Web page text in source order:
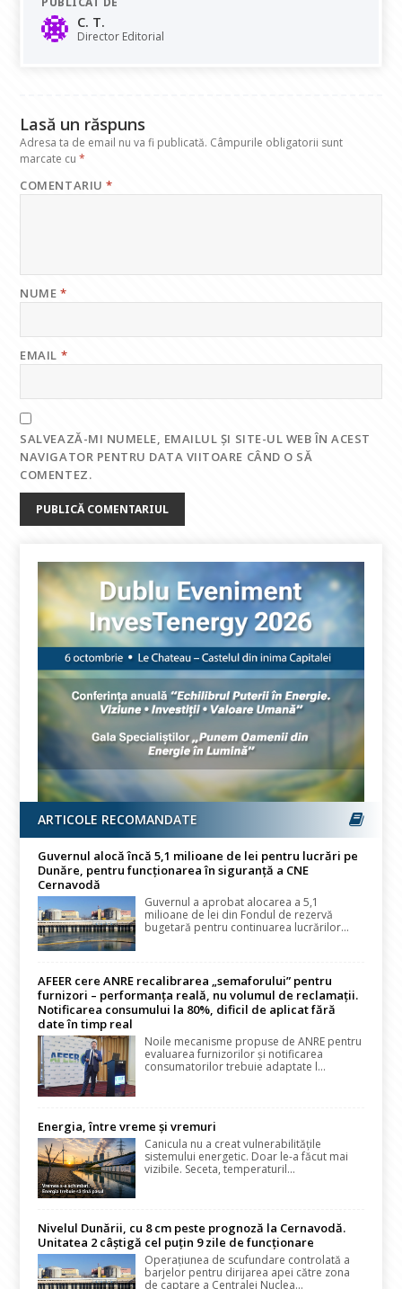
b
o
s
A dI
C. T.
Director Editorial
Lasă un răspuns
Adresa ta de email nu va fi publicată. Câmpurile obligatorii sunt
marcate cu*
COMENTARIU*
NUME*
EMAIL *
SALVEAZĂ-MI NUMELE, EMAILUL ȘI SITE-UL WEB ÎN ACEST
NAVIGATOR PENTRU DATA VIITOARE CÂND O SĂ
COMENTEZ.
ARTICOLE RECOMANDATE
Guvernul alocă încă 5,1 milioane de lei pentru lucrări pe
Dunăre, pentru funcționarea în siguranță a CNE
Cernavodă
Guvernul a aprobat alocarea a 5,1
milioane de lei din Fondul de rezervă
bugetară pentru continuarea lucrărilor...
AFEER cere ANRE recalibrarea „semaforului” pentru
furnizori – performanța reală, nu volumul de reclamații.
Notificarea consumului la 80%, dificil de aplicat fără
date în timp real
Noile mecanisme propuse de ANRE pentru
evaluarea furnizorilor și notificarea
consumatorilor trebuie adaptate l...
Energia, între vreme și vremuri
Canicula nu a creat vulnerabilitățile
sistemului energetic. Doar le-a făcut mai
vizibile. Seceta, temperaturil...
Nivelul Dunării, cu 8 cm peste prognoză la Cernavodă.
Unitatea 2 câștigă cel puțin 9 zile de funcționare
Operațiunea de scufundare controlată a
barjelor pentru dirijarea apei către zona
de captare a Centralei Nuclea...